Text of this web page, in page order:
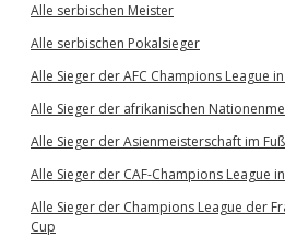
Alle serbischen Meister
Alle serbischen Pokalsieger
Alle Sieger der AFC Champions League
Alle Sieger der afrikanischen
Alle Sieger der Asienmeisterschaft im
Alle Sieger der CAF-Champions League
Alle Sieger der Champions League der
Cup